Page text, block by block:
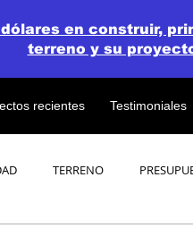
recientes Testimoniales
en construir,
terreno y su
TERRENO